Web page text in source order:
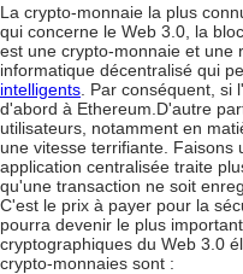
La crypto-monnaie la plus
qui concerne le Web 3.0, la
est une crypto-monnaie et une
informatique décentralisé qui
intelligents . Par conséquent,
d'abord à Ethereum. D'autre
utilisateurs, notamment en
une vitesse terrifiante. Faisons
application centralisée traite
qu'une transaction ne soit
C'est le prix à payer pour la
pourra devenir le plus
cryptographiques du Web 3.0
crypto-monnaies sont :